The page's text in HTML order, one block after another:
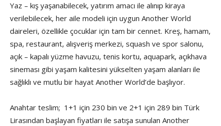
Yaz – kış yaşanabilecek, yatırım amacı ile alınıp kiraya
verilebilecek, her aile modeli için uygun Another World
daireleri, özellikle çocuklar için tam bir cennet. Kreş, hamam,
spa, restaurant, alışveriş merkezi, squash ve spor salonu,
açık – kapalı yüzme havuzu, tenis kortu, aquapark, açıkhava
sineması gibi yaşam kalitesini yükselten yaşam alanları ile
sağlıklı ve mutlu bir hayat Another World’de başlıyor.
Anahtar teslim; 1+1 için 230 bin ve 2+1 için 289 bin Türk
Lirasından başlayan fiyatları ile satışa sunulan Another